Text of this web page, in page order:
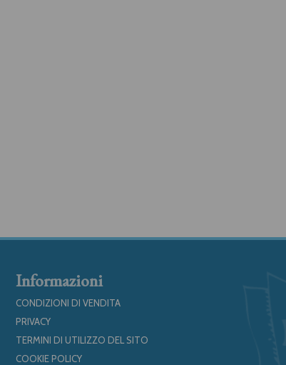
Informazioni
CONDIZIONI DI VENDITA
PRIVACY
TERMINI DI UTILIZZO DEL SITO
COOKIE POLICY